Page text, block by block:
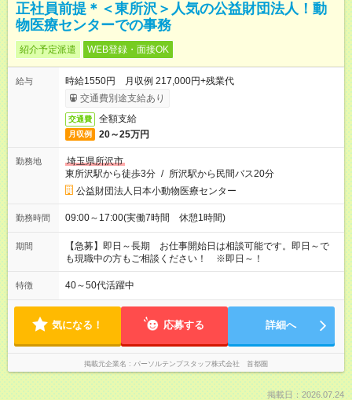
正社員前提＊＜東所沢＞人気の公益財団法人！動
物医療センターでの事務
紹介予定派遣 WEB登録・面接OK
給与
時給1550円 月収例 217,000円+残業代
交通費別途支給あり
交通費 全額支給
月収例 20～25万円
勤務地
埼玉県所沢市
東所沢駅から徒歩3分 / 所沢駅から民間バス20分
公益財団法人日本小動物医療センター
勤務時間 09:00～17:00(実働7時間 休憩1時間)
期間
【急募】即日～長期 お仕事開始日は相談可能です。即日～で
も現職中の方もご相談ください！ ※即日～！
特徴 40～50代活躍中
気になる！ 応募する 詳細へ
掲載元企業名 パーソルテンプスタッフ株式会社 首都圏
掲載日：2026.07.24